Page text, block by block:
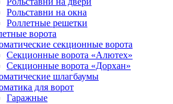
Рольставни на окна
Роллетные решетки
ворота
секционные ворота
Секционные ворота «Алютех»
Секционные ворота «Дорхан»
шлагбаумы
для ворот
Гаражные